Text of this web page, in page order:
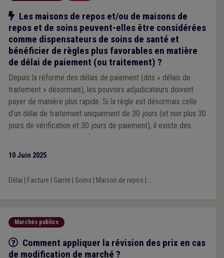
Notre action
Les maisons de repos et/ou de maisons de
repos et de soins peuvent-elles être considérées
comme dispensateurs de soins de santé et
bénéficier de règles plus favorables en matière
de délai de paiement (ou traitement) ?
Depuis la réforme des délais de paiement (dits « délais de
traitement » désormais), les pouvoirs adjudicateurs doivent
payer de manière plus rapide. Si la règle est désormais celle
d’un délai de traitement uniquement de 30 jours (et non plus 30
jours de vérification et 30 jours de paiement), il existe des
exceptions dont celle en faveur des « adjudicateurs qui
10 Juin 2025
Délai Facture Santé Soins Maison de repos ...
Marchés publics
Q/R
Comment appliquer la révision des prix en cas
de modification de marché ?